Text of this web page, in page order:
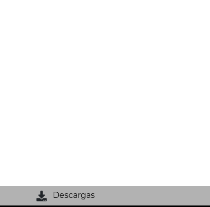
Descargas